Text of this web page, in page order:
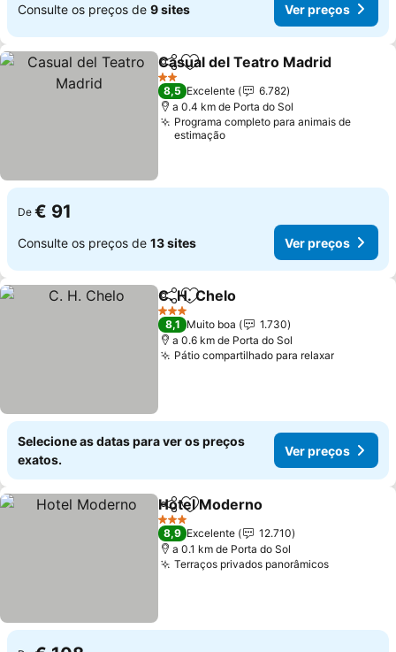
Consulte os preços de 9 sites Ver preços
PartilharAdicionar aos favoritos
Casual del Teatro Madrid
2 Estrelas
8,5 Excelente
6.782
a 0.4 km de Porta do Sol
Programa completo para animais de
estimação
De € 91
Consulte os preços de 13 sites Ver preços
PartilharAdicionar aos favoritos
C. H. Chelo
3 Estrelas
8,1 Muito boa
1.730
a 0.6 km de Porta do Sol
Pátio compartilhado para relaxar
Selecione as datas para ver os preços
exatos.
Ver preços
PartilharAdicionar aos favoritos
Hotel Moderno
3 Estrelas
8,9 Excelente
12.710
a 0.1 km de Porta do Sol
Terraços privados panorâmicos